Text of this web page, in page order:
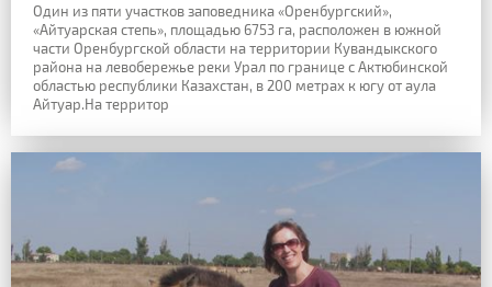
Один из пяти участков заповедника «Оренбургский»,
«Айтуарская степь», площадью 6753 га, расположен в южной
части Оренбургской области на территории Кувандыкского
района на левобережье реки Урал по границе с Актюбинской
областью республики Казахстан, в 200 метрах к югу от аула
Айтуар.На территор